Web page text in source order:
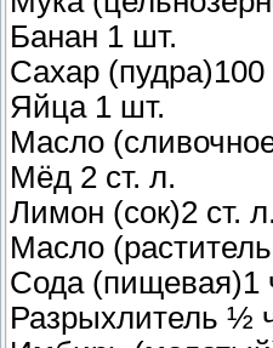
Банан 1 шт.
Сахар (пудра)100
Яйца 1 шт.
Масло
Мёд 2 ст. л.
Лимон (сок)2 ст. л.
Масло
Сода (пищевая)1
Разрыхлитель ½